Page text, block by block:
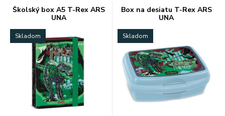
Školský box A5 T-Rex ARS
UNA
Skladom
Box na desiatu T-Rex ARS
UNA
Skladom